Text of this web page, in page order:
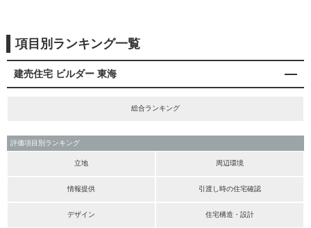
項目別ランキング一覧
建売住宅 ビルダー 東海
総合ランキング
評価項目別ランキング
立地 周辺環境
情報提供 引渡し時の住宅確認
デザイン 住宅構造・設計